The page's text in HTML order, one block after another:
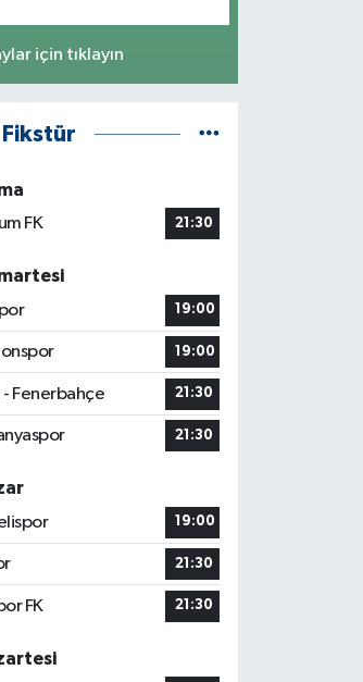
için tıklayın
FK
21:30
19:00
19:00
Fenerbahçe 21:30
21:30
19:00
21:30
FK 21:30